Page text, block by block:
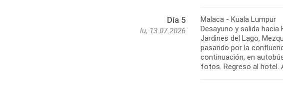
Día 5
lu, 13.07.2026
Malaca - Kuala Lumpur
Desayuno y salida
Jardines del Lago,
pasando por la
continuación, en
fotos. Regreso al hotel.